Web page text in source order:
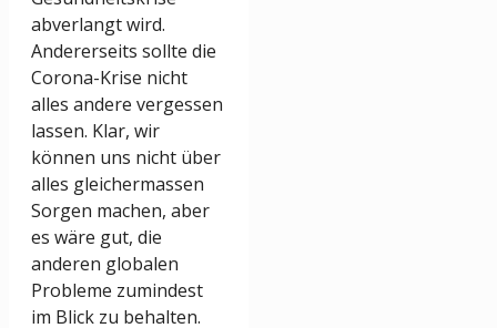
abverlangt wird.
Andererseits sollte die
Corona-Krise nicht
alles andere vergessen
lassen. Klar, wir
können uns nicht über
alles gleichermassen
Sorgen machen, aber
es wäre gut, die
anderen globalen
Probleme zumindest
im Blick zu behalten.